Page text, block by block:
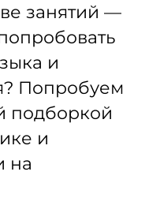
занятий —
и
Попробуем
подборкой
и
на